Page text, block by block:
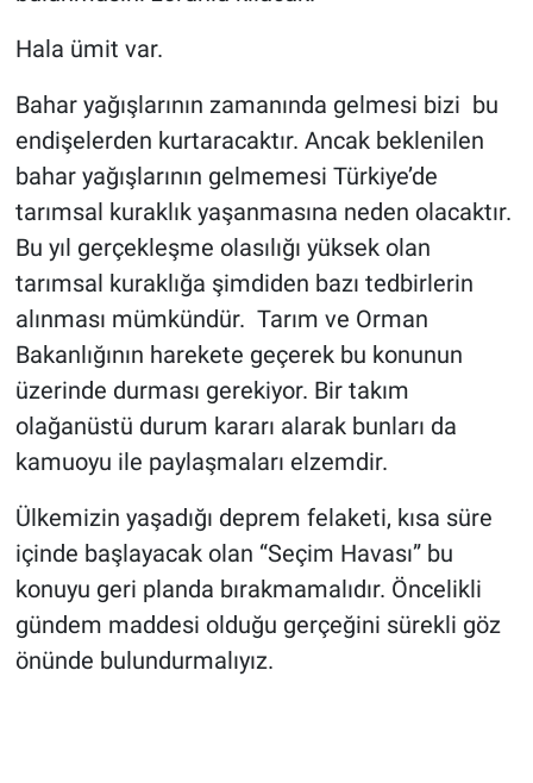
Hala ümit var.
Bahar yağışlarının zamanında gelmesi bizi bu
endişelerden kurtaracaktır. Ancak beklenilen
bahar yağışlarının gelmemesi Türkiye’de
tarımsal kuraklık yaşanmasına neden olacaktır.
Bu yıl gerçekleşme olasılığı yüksek olan
tarımsal kuraklığa şimdiden bazı tedbirlerin
alınması mümkündür. Tarım ve Orman
Bakanlığının harekete geçerek bu konunun
üzerinde durması gerekiyor. Bir takım
olağanüstü durum kararı alarak bunları da
kamuoyu ile paylaşmaları elzemdir.
Ülkemizin yaşadığı deprem felaketi, kısa süre
içinde başlayacak olan “Seçim Havası” bu
konuyu geri planda bırakmamalıdır. Öncelikli
gündem maddesi olduğu gerçeğini sürekli göz
önünde bulundurmalıyız.